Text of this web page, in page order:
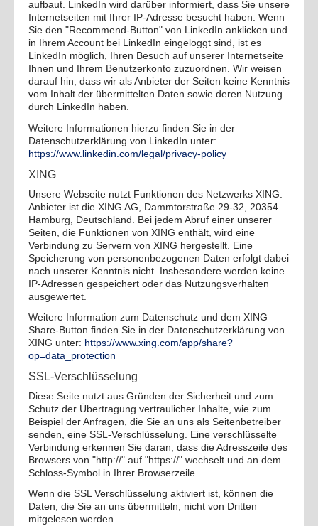
aufbaut. LinkedIn wird darüber informiert, dass Sie unsere
Internetseiten mit Ihrer IP-Adresse besucht haben. Wenn
Sie den "Recommend-Button" von LinkedIn anklicken und
in Ihrem Account bei LinkedIn eingeloggt sind, ist es
LinkedIn möglich, Ihren Besuch auf unserer Internetseite
Ihnen und Ihrem Benutzerkonto zuzuordnen. Wir weisen
darauf hin, dass wir als Anbieter der Seiten keine Kenntnis
vom Inhalt der übermittelten Daten sowie deren Nutzung
durch LinkedIn haben.
Weitere Informationen hierzu finden Sie in der
Datenschutzerklärung von LinkedIn unter:
https://www.linkedin.com/legal/privacy-policy
XING
Unsere Webseite nutzt Funktionen des Netzwerks XING.
Anbieter ist die XING AG, Dammtorstraße 29-32, 20354
Hamburg, Deutschland. Bei jedem Abruf einer unserer
Seiten, die Funktionen von XING enthält, wird eine
Verbindung zu Servern von XING hergestellt. Eine
Speicherung von personenbezogenen Daten erfolgt dabei
nach unserer Kenntnis nicht. Insbesondere werden keine
IP-Adressen gespeichert oder das Nutzungsverhalten
ausgewertet.
Weitere Information zum Datenschutz und dem XING
Share-Button finden Sie in der Datenschutzerklärung von
XING unter: https://www.xing.com/app/share?
op=data_protection
SSL-Verschlüsselung
Diese Seite nutzt aus Gründen der Sicherheit und zum
Schutz der Übertragung vertraulicher Inhalte, wie zum
Beispiel der Anfragen, die Sie an uns als Seitenbetreiber
senden, eine SSL-Verschlüsselung. Eine verschlüsselte
Verbindung erkennen Sie daran, dass die Adresszeile des
Browsers von "http://" auf "https://" wechselt und an dem
Schloss-Symbol in Ihrer Browserzeile.
Wenn die SSL Verschlüsselung aktiviert ist, können die
Daten, die Sie an uns übermitteln, nicht von Dritten
mitgelesen werden.